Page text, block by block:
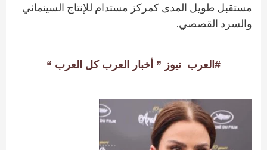
مستقبل طويل المدى كمركز مستدام للإنتاج السينمائي
والسرد القصصي.
#العرب_نيوز ” أخبار العرب كل العرب “